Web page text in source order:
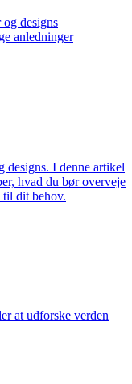
designs
anledninger
designs. I denne artikel
hvad du bør overveje
dit behov.
at udforske verden